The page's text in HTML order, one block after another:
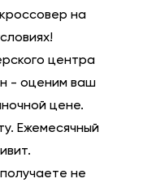
на
центра
- оценим ваш
цене.
Ежемесячный
не